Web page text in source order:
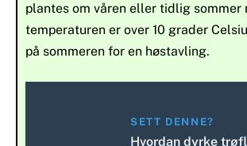
plantes om våren eller tidlig sommer
temperaturen er over 10 grader
på sommeren for en høstavling.
SETT DENNE?
Hvordan dyrke